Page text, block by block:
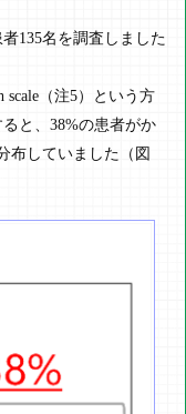
135名を調査しました
（注5）という方
と、38%の患者がか
布していました（図